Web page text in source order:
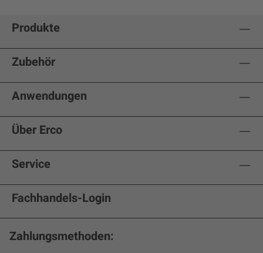
Produkte
Zubehör
Anwendungen
Über Erco
Service
Fachhandels-Login
Zahlungsmethoden: